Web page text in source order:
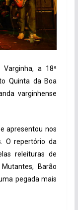
a 18ª
Quinta da Boa
varginhense
apresentou nos
O repertório da
releituras de
Barão
pegada mais